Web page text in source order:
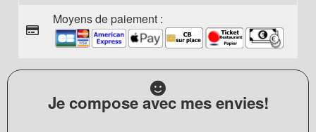
Moyens de paiement :
Je compose avec mes envies!